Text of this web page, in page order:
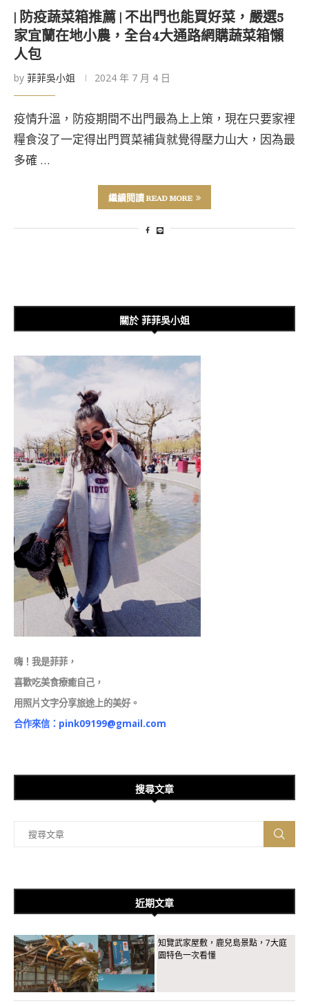
| 防疫蔬菜箱推薦 | 不出門也能買好菜，嚴選5
家宜蘭在地小農，全台4大通路網購蔬菜箱懶
人包
by 菲菲吳小姐 2024 年 7 月 4 日
疫情升溫，防疫期間不出門最為上上策，現在只要家裡
糧食沒了一定得出門買菜補貨就覺得壓力山大，因為最
多確 …
繼續閱讀 READ MORE
關於 菲菲吳小姐
嗨！我是菲菲，
喜歡吃美食療癒自己，
用照片文字分享旅途上的美好。
合作來信： pink09199@gmail.com
搜尋文章
近期文章
知覽武家屋敷，鹿兒島景點，7大庭
園特色一次看懂